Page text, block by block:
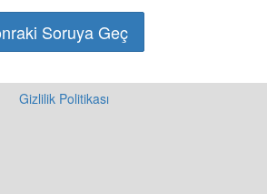
Gizlilik Politikası